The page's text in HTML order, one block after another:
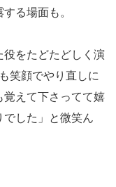
る場面も。
をたどたどしく演
笑顔でやり直しに
えて下さってて嬉
した」と微笑ん